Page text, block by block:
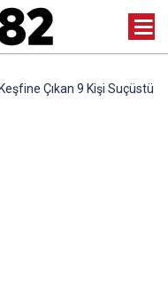
Çıkan 9 Kişi Suçüstü